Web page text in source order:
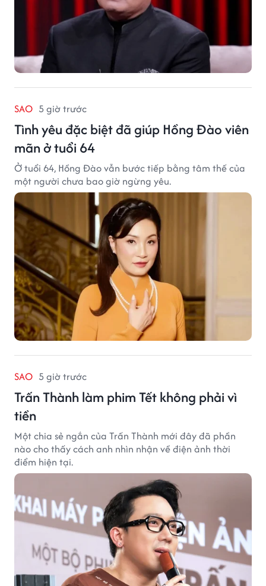
SAO 5 giờ trước
Tình yêu đặc biệt đã giúp Hồng Đào viên
mãn ở tuổi 64
Ở tuổi 64, Hồng Đào vẫn bước tiếp bằng tâm thế của
một người chưa bao giờ ngừng yêu.
SAO 5 giờ trước
Trấn Thành làm phim Tết không phải vì
tiền
Một chia sẻ ngắn của Trấn Thành mới đây đã phần
nào cho thấy cách anh nhìn nhận về điện ảnh thời
điểm hiện tại.